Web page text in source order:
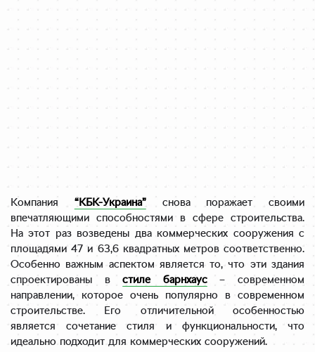
Компания “КБК-Украина”снова поражает своими
впечатляющими способностями в сфере строительства.
На этот раз возведены два коммерческих сооружения с
площадями 47 и 63,6 квадратных метров соответственно.
Особенно важным аспектом является то, что эти здания
спроектированы встиле барнхаус– современном
направлении, которое очень популярно в современном
строительстве. Его отличительной особенностью
является сочетание стиля и функциональности, что
идеально подходит для коммерческих сооружений.